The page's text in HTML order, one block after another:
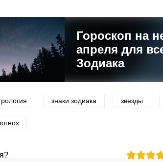
Гороскоп на
апреля для
Зодиака
знаки зодиака звезды